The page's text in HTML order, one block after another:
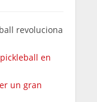
revoluciona
en
un gran